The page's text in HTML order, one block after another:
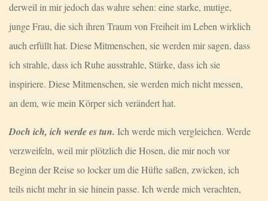
derweil in mir jedoch das wahre sehen: eine starke, mutige,
junge Frau, die sich ihren Traum von Freiheit im Leben wirklich
auch erfüllt hat. Diese Mitmenschen, sie werden mir sagen, dass
ich strahle, dass ich Ruhe ausstrahle, Stärke, dass ich sie
inspiriere. Diese Mitmenschen, sie werden mich nicht messen,
an dem, wie mein Körper sich verändert hat.
Doch ich, ich werde es tun. Ich werde mich vergleichen. Werde
verzweifeln, weil mir plötzlich die Hosen, die mir noch vor
Beginn der Reise so locker um die Hüfte saßen, zwicken, ich
teils nicht mehr in sie hinein passe. Ich werde mich verachten,